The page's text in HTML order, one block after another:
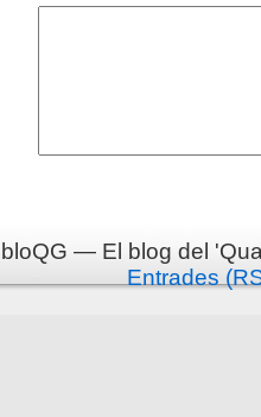
bloQG — El blog del
Entrades